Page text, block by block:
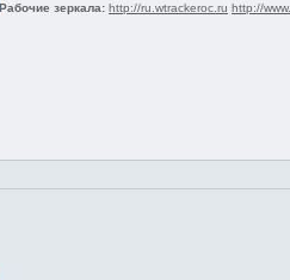
Рабочие зеркала: http://ru.wtrackeroc.ru http://